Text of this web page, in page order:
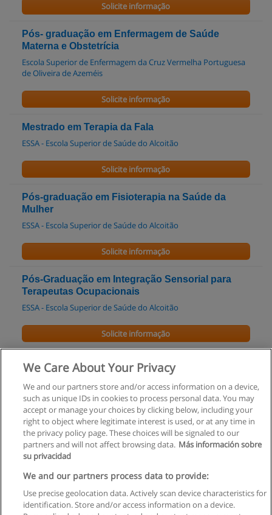
Solicite informação
Pós- graduação em Enfermagem de Saúde
Materna e Obstetrícia
Escola Superior de Enfermagem da Cruz Vermelha Portuguesa
de Oliveira de Azeméis
Solicite informação
Mestrado em Terapia da Fala
ESSA - Escola Superior de Saúde do Alcoitão
Solicite informação
Pós-graduação em Fisioterapia na Saúde da
Mulher
ESSA - Escola Superior de Saúde do Alcoitão
Solicite informação
Pós-Graduação em Integração Sensorial para
Terapeutas Ocupacionais
ESSA - Escola Superior de Saúde do Alcoitão
Solicite informação
Pós-Graduação em Gerontologia Clínica
ESEJD- Escola Superior de Educação João de Deus
Solicite informação
Regras de uso
Privacidade de dados
We Care About Your Privacy
We and our partners store and/or access information on a device,
such as unique IDs in cookies to process personal data. You may
accept or manage your choices by clicking below, including your
right to object where legitimate interest is used, or at any time in
the privacy policy page. These choices will be signaled to our
partners and will not affect browsing data. Más información sobre
su privacidad
We and our partners process data to provide:
Use precise geolocation data. Actively scan device characteristics for
identification. Store and/or access information on a device.